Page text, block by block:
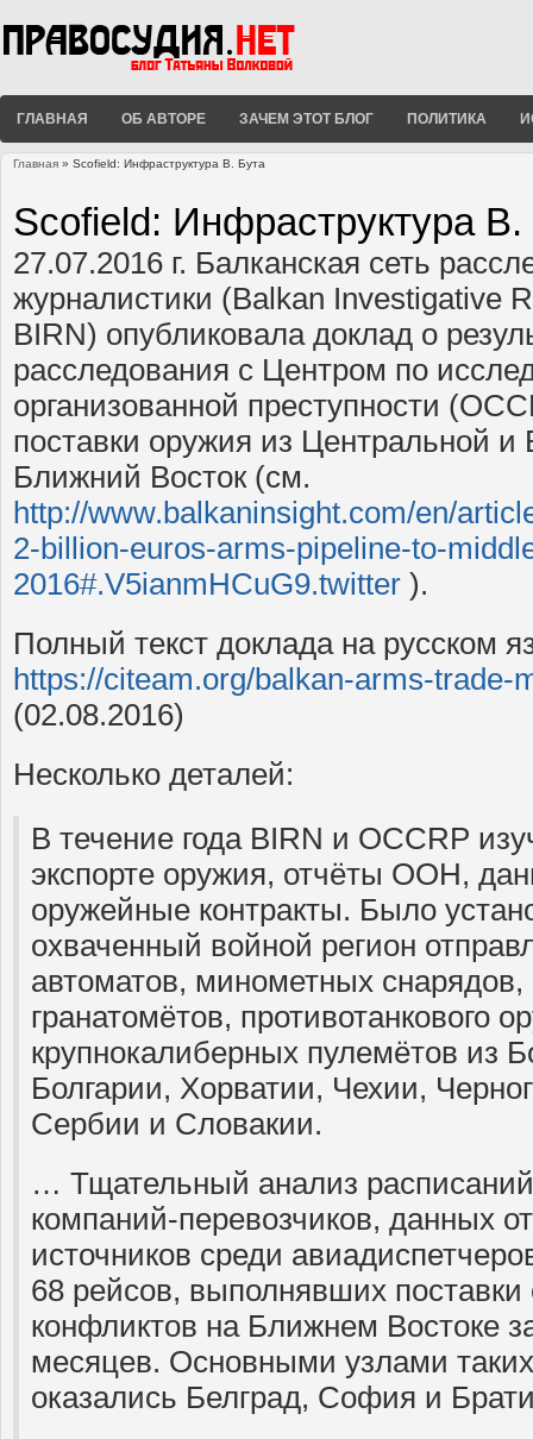
ГЛАВНАЯ ОБ АВТОРЕ ЗАЧЕМ ЭТОТ БЛОГ ПОЛИТИКА
Главная » Scofield: Инфраструктура В. Бута
Scofield: Инфраструктура В.
27.07.2016 г. Балканская сеть
журналистики (Balkan Investigative
BIRN) опубликовала доклад о
расследования с Центром по
организованной преступности
поставки оружия из Центральной
Ближний Восток (см.
http://www.balkaninsight.com/en/
2-billion-euros-arms-pipeline-to-
2016#.V5ianmHCuG9.twitter ).
Полный текст доклада на русском
https://citeam.org/balkan-arms-trade-
(02.08.2016)
Несколько деталей:
В течение года BIRN и OCCRP
экспорте оружия, отчёты ООН,
оружейные контракты. Было
охваченный войной регион
автоматов, минометных снарядов,
гранатомётов, противотанкового
крупнокалиберных пулемётов из
Болгарии, Хорватии, Чехии,
Сербии и Словакии.
… Тщательный анализ
компаний-перевозчиков, данных
источников среди
68 рейсов, выполнявших
конфликтов на Ближнем Востоке
месяцев. Основными узлами
оказались Белград, София и